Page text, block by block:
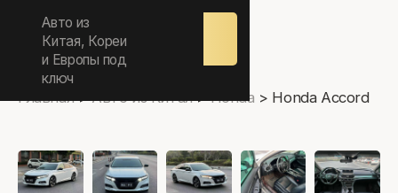
Авто из
Китая, Кореи
и Европы под
ключ
Оставить
заявку
Главная>Авто из Китая>Honda > Honda Accord